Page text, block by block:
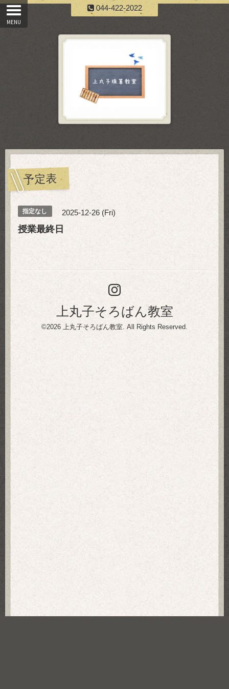
044-422-2022
予定表
指定なし 2025-12-26 (Fri)
授業最終日
上丸子そろばん教室
©2026 上丸子そろばん教室 . All Rights Reserved.